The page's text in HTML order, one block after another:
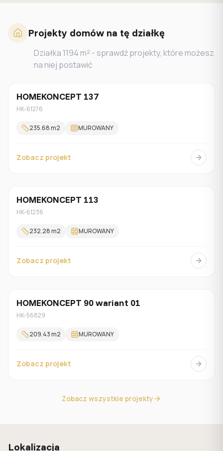
Projekty domów na tę działkę
Działka 1194 m² - sprawdź projekty, które możesz
na niej postawić
Jednorodzinny
HOMEKONCEPT 137
HK-61276
235.68m2 MUROWANY
Zobacz projekt
Jednorodzinny
HOMEKONCEPT 113
HK-61236
232.28m2 MUROWANY
Zobacz projekt
Jednorodzinny
HOMEKONCEPT 90 wariant 01
HK-56829
209.43m2 MUROWANY
Zobacz projekt
Zobacz wszystkie projekty
Lokalizacja